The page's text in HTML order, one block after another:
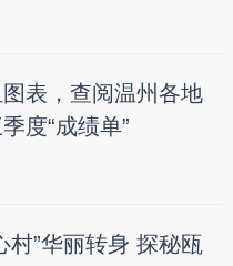
表，查阅温州各地
度“成绩单”
村”华丽转身 探秘瓯